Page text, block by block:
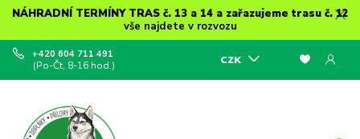
NÁHRADNÍ TERMÍNY TRAS č. 13 a 14 a zařazujeme trasu č. 12
vše najdete v rozvozu
CZK
+420 604 711 491
(Po-Čt, 8-16 hod.)